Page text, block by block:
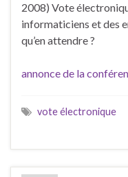
2008) Vote
informaticiens et des
qu’en attendre ?
annonce de la
vote électronique